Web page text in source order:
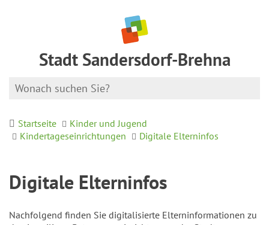
Stadt Sandersdorf-Brehna
Startseite
Kinder und Jugend
Kindertageseinrichtungen
Digitale Elterninfos
Digitale Elterninfos
Nachfolgend finden Sie digitalisierte Elterninformationen zu